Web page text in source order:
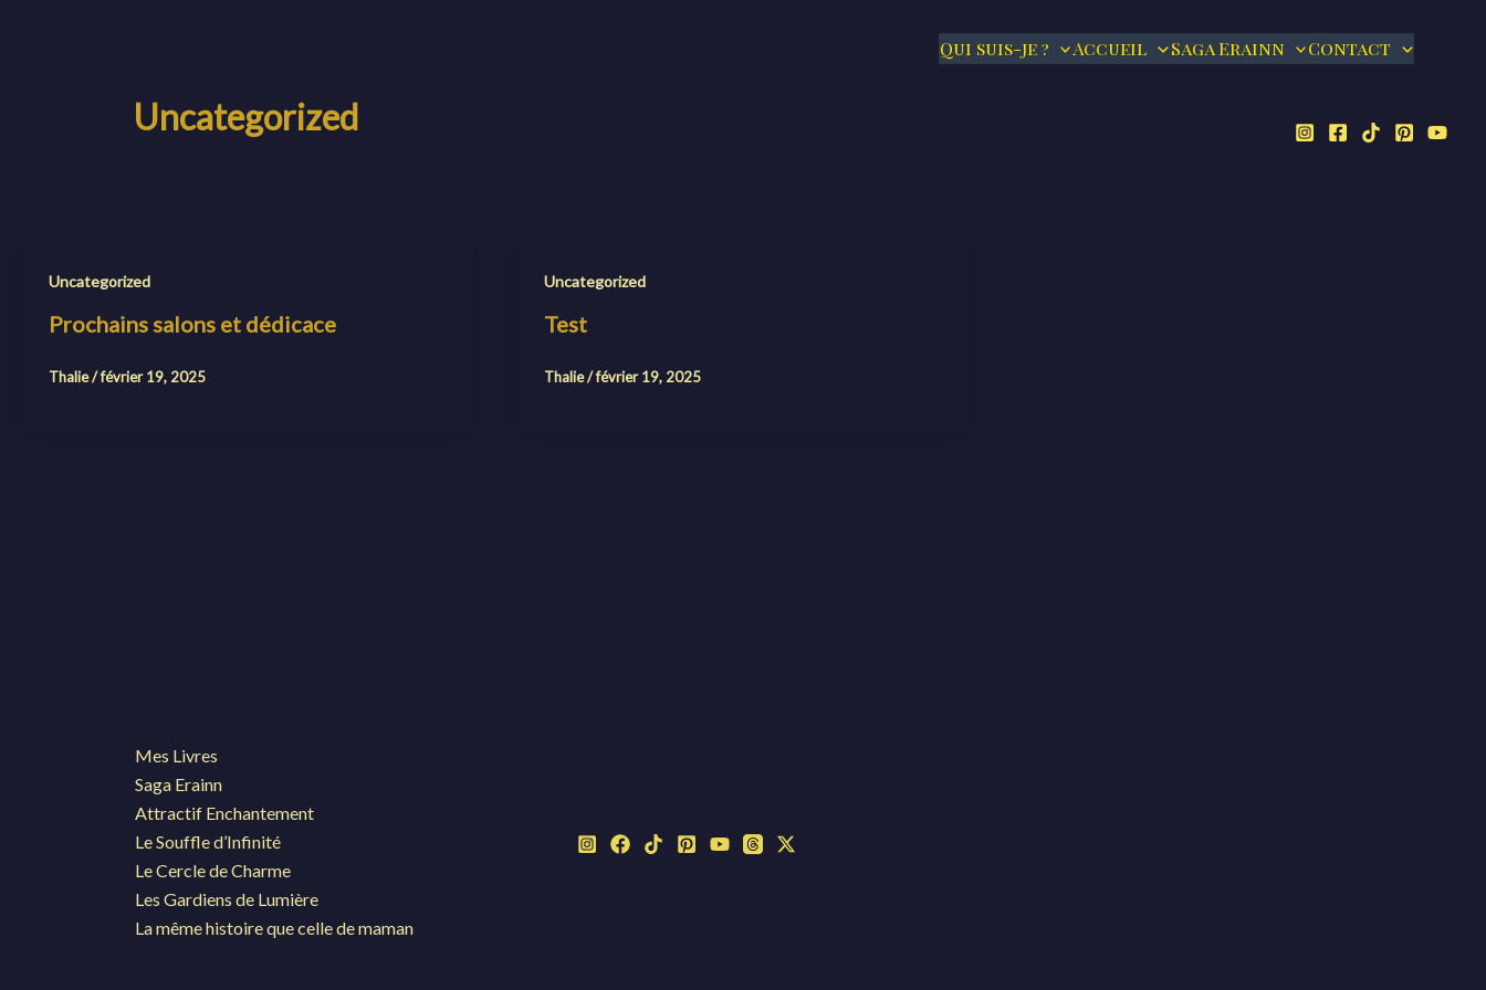
Qui suis-je ? Accueil Saga Erainn Contact
Uncategorized
Uncategorized
Prochains salons et dédicace
Thalie/février 19, 2025
Uncategorized
Test
Thalie/février 19, 2025
Mes Livres
Saga Erainn
Attractif Enchantement
Le Souffle d’Infinité
Le Cercle de Charme
Les Gardiens de Lumière
La même histoire que celle de maman